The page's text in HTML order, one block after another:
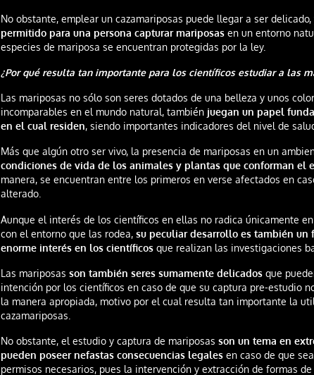
No obstante, emplear un cazamariposas puede llegar a ser
permitido para una persona capturar mariposas en un entorno
especies de mariposa se encuentran protegidas por la ley.
¿Por qué resulta tan importante para los científicos estudiar a las
Las mariposas no sólo son seres dotados de una belleza y unos
incomparables en el mundo natural, también juegan un papel
en el cual residen, siendo importantes indicadores del nivel de
Más que algún otro ser vivo, la presencia de mariposas en un
condiciones de vida de los animales y plantas que conforman el
manera, se encuentran entre los primeros en verse afectados en
alterado.
Aunque el interés de los científicos en ellas no radica únicamente
con el entorno que las rodea,su peculiar desarrollo es también un
enorme interés en los científicos que realizan las investigaciones
Las mariposasson también seres sumamente delicados que
intención por los científicos en caso de que su captura pre-estudio
la manera apropiada, motivo por el cual resulta tan importante la
cazamariposas.
No obstante, el estudio y captura de mariposasson un tema en
pueden poseer nefastas consecuencias legales en caso de que
permisos necesarios, pues la intervención y extracción de formas